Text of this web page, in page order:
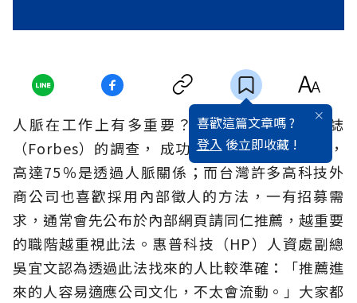
喜歡這篇文章嗎 ?
登入 後立即收藏 !
人脈在工作上有多重要？ 根據《富比士》雜誌
（Forbes）的調查， 成功找到工作的求職者中，
高達75％是透過人脈關係；而台灣許多高科技外
商公司也喜歡採用內部徵人的方法，一有招募需
求，通常會先公布於內部網頁請同仁推薦，越重要
的職階越重視此法。惠普科技（HP）人資處副總
吳宜文認為透過此法找來的人比較準確：「推薦進
來的人容易適應公司文化，不太會流動。」大家都